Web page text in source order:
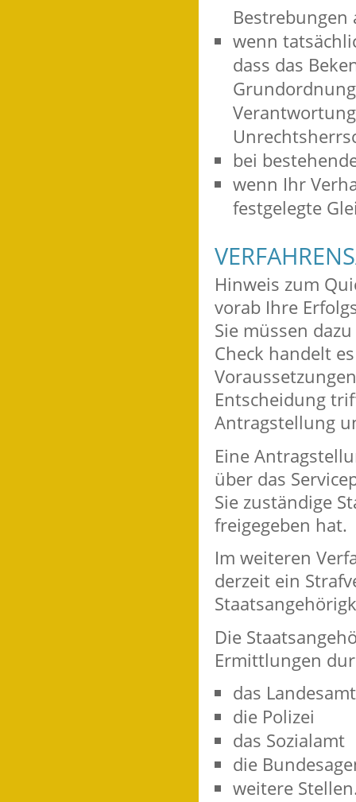
Bestrebungen
wenn
dass das
bei
wenn Ihr
festgelegte
Hinweis zum
vorab Ihre
Sie müssen
Check handelt
Entscheidung
Antragstellung
Eine
über das
Sie zuständige
freigegeben hat.
Im weiteren
derzeit ein
Die
Ermittlungen
das
die Polizei
das Sozialamt
die
weitere